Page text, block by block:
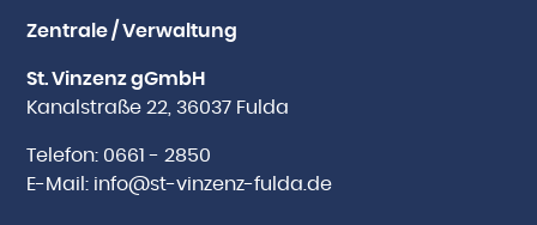
Zentrale / Verwaltung
St. Vinzenz gGmbH
Kanalstraße 22, 36037 Fulda
Telefon: 0661 - 2850
E-Mail: info@st-vinzenz-fulda.de